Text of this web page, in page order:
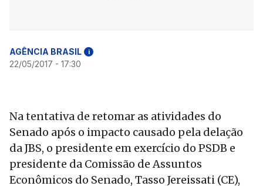
AGÊNCIA BRASIL i
22/05/2017 - 17:30
Na tentativa de retomar as atividades do
Senado após o impacto causado pela delação
da JBS, o presidente em exercício do PSDB e
presidente da Comissão de Assuntos
Econômicos do Senado, Tasso Jereissati (CE),